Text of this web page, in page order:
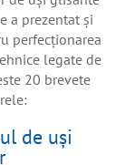
a prezentat și
perfecționarea
legate de
20 brevete
de uși